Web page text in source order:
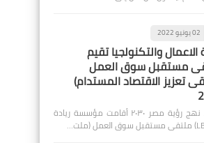
02 يونيو 2022
الاعمال والتكنولجيا تقيم
مستقبل سوق العمل
تعزيز الاقتصاد المستدام)
✍️ سهيلة محي على نهج رؤية مصر ٢٠٣٠ أقامت مؤسسة ريادة